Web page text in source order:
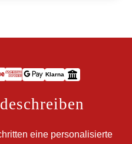
Klarna
eine personalisierte